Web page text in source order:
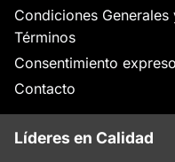
Condiciones
Términos
Consentimiento
Contacto
Líderes en Calidad